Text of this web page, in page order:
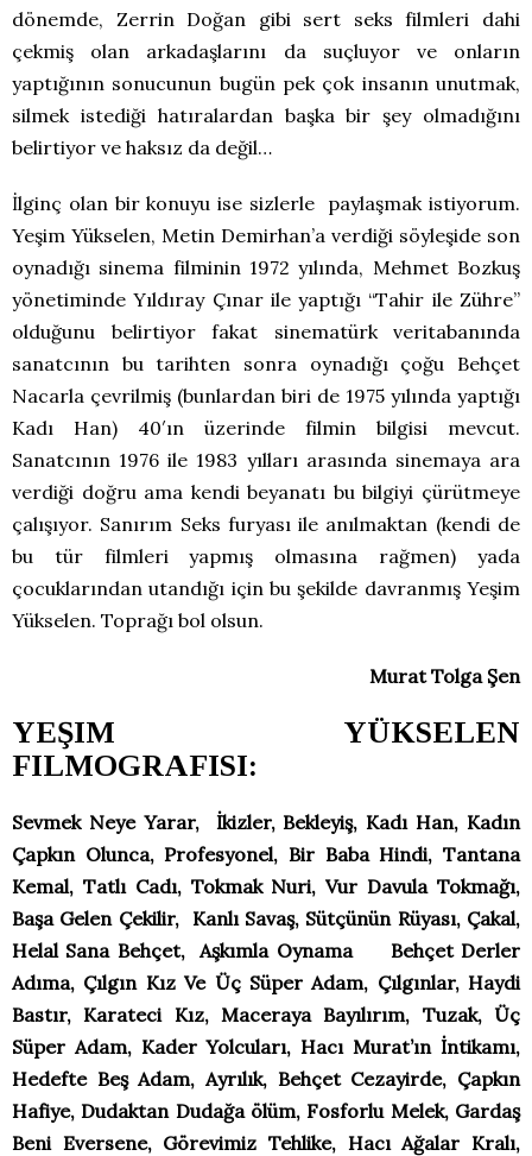
dönemde, Zerrin Doğan gibi sert seks filmleri dahi
çekmiş olan arkadaşlarını da suçluyor ve onların
yaptığının sonucunun bugün pek çok insanın unutmak,
silmek istediği hatıralardan başka bir şey olmadığını
belirtiyor ve haksız da değil…
İlginç olan bir konuyu ise sizlerle paylaşmak istiyorum.
Yeşim Yükselen, Metin Demirhan’a verdiği söyleşide son
oynadığı sinema filminin 1972 yılında, Mehmet Bozkuş
yönetiminde Yıldıray Çınar ile yaptığı “Tahir ile Zühre”
olduğunu belirtiyor fakat sinematürk veritabanında
sanatcının bu tarihten sonra oynadığı çoğu Behçet
Nacarla çevrilmiş (bunlardan biri de 1975 yılında yaptığı
Kadı Han) 40′ın üzerinde filmin bilgisi mevcut.
Sanatcının 1976 ile 1983 yılları arasında sinemaya ara
verdiği doğru ama kendi beyanatı bu bilgiyi çürütmeye
çalışıyor. Sanırım Seks furyası ile anılmaktan (kendi de
bu tür filmleri yapmış olmasına rağmen) yada
çocuklarından utandığı için bu şekilde davranmış Yeşim
Yükselen. Toprağı bol olsun.
Murat Tolga Şen
YEŞIM YÜKSELEN
FILMOGRAFISI:
Sevmek Neye Yarar, İkizler, Bekleyiş, Kadı Han, Kadın
Çapkın Olunca, Profesyonel, Bir Baba Hindi, Tantana
Kemal, Tatlı Cadı, Tokmak Nuri, Vur Davula Tokmağı,
Başa Gelen Çekilir, Kanlı Savaş, Sütçünün Rüyası, Çakal,
Helal Sana Behçet, Aşkımla Oynama Behçet Derler
Adıma, Çılgın Kız Ve Üç Süper Adam, Çılgınlar, Haydi
Bastır, Karateci Kız, Maceraya Bayılırım, Tuzak, Üç
Süper Adam, Kader Yolcuları, Hacı Murat’ın İntikamı,
Hedefte Beş Adam, Ayrılık, Behçet Cezayirde, Çapkın
Hafiye, Dudaktan Dudağa ölüm, Fosforlu Melek, Gardaş
Beni Eversene, Görevimiz Tehlike, Hacı Ağalar Kralı,